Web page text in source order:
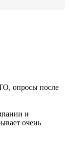
опросы после
и
очень